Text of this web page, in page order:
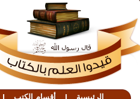
الرئيسية أقسام الكتب